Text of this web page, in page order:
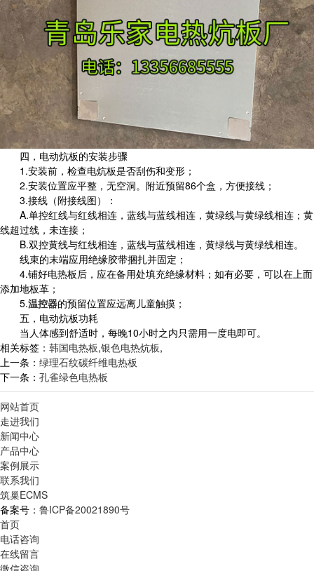
四，电动炕板的安装步骤
1.安装前，检查电炕板是否刮伤和变形；
2.安装位置应平整，无空洞。附近预留86个盒，方便接线；
3.接线（附接线图）：
A.单控红线与红线相连，蓝线与蓝线相连，黄绿线与黄绿线相连；黄
线超过线，未连接；
B.双控黄线与红线相连，蓝线与蓝线相连，黄绿线与黄绿线相连。
线束的末端应用绝缘胶带捆扎并固定；
4.铺好电热板后，应在备用处填充绝缘材料；如有必要，可以在上面
添加地板革；
5.温控器的预留位置应远离儿童触摸；
五，电动炕板功耗
当人体感到舒适时，每晚10小时之内只需用一度电即可。
相关标签： 韩国电热板,银色电热炕板,
上一条： 绿理石纹碳纤维电热板
下一条： 孔雀绿色电热板
网站首页
走进我们
新闻中心
产品中心
案例展示
联系我们
筑巢ECMS
备案号： 鲁ICP备20021890号
首页
电话咨询
在线留言
微信咨询